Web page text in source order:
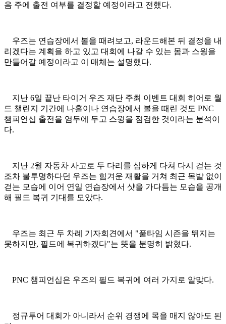
음 주에 출전 여부를 결정할 예정이라고 전했다.
우즈는 연습장에서 볼을 때려보고, 라운드해본 뒤 결정을 내
리겠다는 계획을 하고 있고 대회에 나갈 수 있는 몸과 스윙을
만들어갈 예정이라고 이 매체는 설명했다.
지난 6일 끝난 타이거 우즈 재단 주최 이벤트 대회 히어로 월
드 챌린지 기간에 나흘이나 연습장에서 볼을 때린 것도 PNC
챔피언십 출전을 염두에 두고 스윙을 점검한 것이라는 분석이
다.
지난 2월 자동차 사고로 두 다리를 심하게 다쳐 다시 걷는 것
조차 불투명하다던 우즈는 힘겨운 재활을 거쳐 최근 목발 없이
걷는 모습에 이어 연일 연습장에서 샷을 가다듬는 모습을 공개
해 필드 복귀 기대를 모았다.
우즈는 최근 두 차례 기자회견에서 "풀타임 시즌을 뛰지는
못하지만, 필드에 복귀하겠다"는 뜻을 분명히 밝혔다.
PNC 챔피언십은 우즈의 필드 복귀에 여러 가지로 알맞다.
정규투어 대회가 아니라서 순위 경쟁에 목을 매지 않아도 된